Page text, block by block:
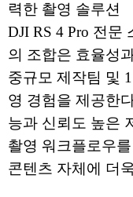
력한 촬영 솔루션
DJI RS 4 Pro 전문
의 조합은 효율성
중규모 제작팀 및
영 경험을 제공한
능과 신뢰도 높은
촬영 워크플로우
콘텐츠 자체에 더